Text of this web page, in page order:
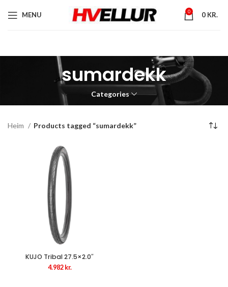
MENU 0 0 KR.
sumardekk
Categories
Heim Products tagged “sumardekk”
KUJO Tribal 27.5×2.0″
4.982 kr.